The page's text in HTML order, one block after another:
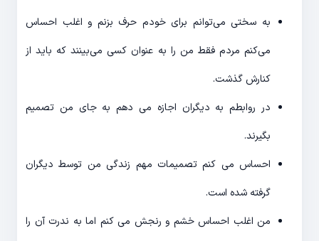
به سختی می‌توانم برای خودم حرف بزنم و اغلب احساس
می‌کنم مردم فقط من را به عنوان کسی می‌بینند که باید از
کنارش گذشت.
در روابطم به دیگران اجازه می دهم به جای من تصمیم
بگیرند.
احساس می کنم تصمیمات مهم زندگی من توسط دیگران
گرفته شده است.
من اغلب احساس خشم و رنجش می کنم اما به ندرت آن را